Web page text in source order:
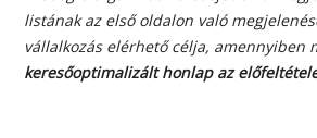
listának az első oldalon való
vállalkozás elérhető célja, amennyiben
keresőoptimalizált honlap az